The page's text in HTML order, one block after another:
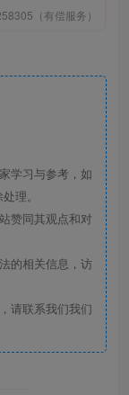
（有偿服务）
学习与参考，如
理。
赞同其观点和对
的相关信息，访
请联系我们我们